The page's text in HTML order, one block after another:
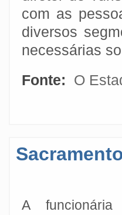
com as
diversos
necessárias
Fonte:
O
A